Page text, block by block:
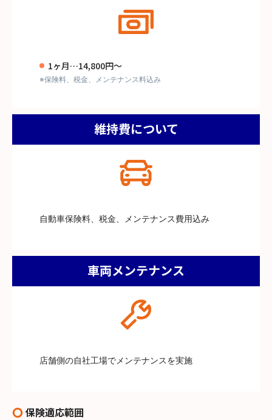
1ヶ月…14,800円～
※保険料、税金、メンテナンス料込み
維持費について
自動車保険料、税金、メンテナンス費用込み
車両メンテナンス
店舗側の自社工場でメンテナンスを実施
保険適応範囲